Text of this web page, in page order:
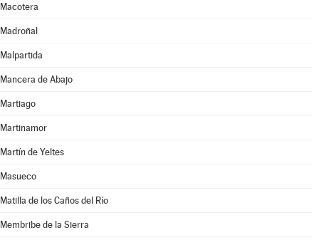
Macotera
Madroñal
Malpartida
Mancera de Abajo
Martiago
Martinamor
Martín de Yeltes
Masueco
Matilla de los Caños del Río
Membribe de la Sierra